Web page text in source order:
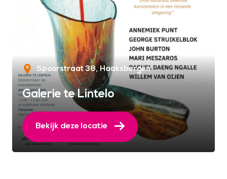
Spoorstraat 38 Haaksbergen
Galerie te Lintelo
Bekijk deze locatie